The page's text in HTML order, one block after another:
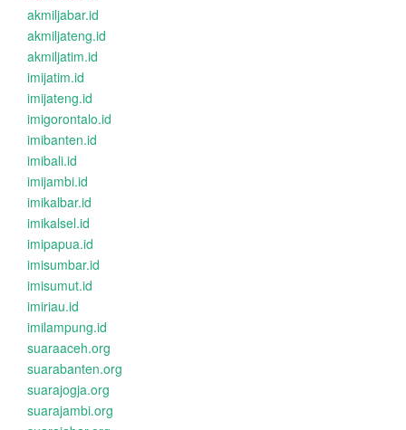
akmiljabar.id
akmiljateng.id
akmiljatim.id
imijatim.id
imijateng.id
imigorontalo.id
imibanten.id
imibali.id
imijambi.id
imikalbar.id
imikalsel.id
imipapua.id
imisumbar.id
imisumut.id
imiriau.id
imilampung.id
suaraaceh.org
suarabanten.org
suarajogja.org
suarajambi.org